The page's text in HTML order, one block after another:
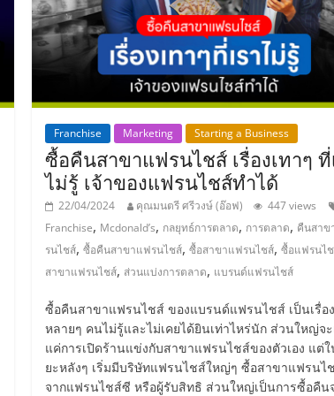
Franchise Marketing Starting a Business
ซื้อคืนสาขาแฟรนไชส์ เรื่องเทาๆ ที่
ไม่รู้ เจ้าของแฟรนไชส์ทำได้
22/04/2024 คุณมนตรี ศรีวงษ์ (อ๊อฟ)
447 views
Franchise, Mcdonald’s, กลยุทธ์การตลาด, การตลาด, คืนสาข
รนไชส์,ซื้อคืนสาขาแฟรนไชส์,ซื้อสาขาแฟรนไชส์,ซื้อแฟรนไ
สาขาแฟรนไชส์, ส่วนแบ่งการตลาด, แบรนด์แฟรนไชส์
ซื้อคืนสาขาแฟรนไชส์ ของแบรนด์แฟรนไชส์ เป็นเรื่อ
หลายๆ คนไม่รู้และไม่เคยได้ยินเท่าไหร่นัก ส่วนใหญ่จ
แค่การเปิดร้านแข่งกับสาขาแฟรนไชส์ของตัวเอง แต่ใ
ยะหลังๆ เริ่มมีบริษัทแฟรนไชส์ใหญ่ๆ ซื้อสาขาแฟรนไ
จากแฟรนไชส์ซี หรือผู้รับสิทธิ ส่วนใหญ่เป็นการซื้อคืน